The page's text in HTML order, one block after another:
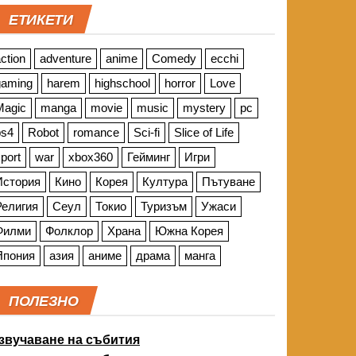
ЕТИКЕТИ
adventure anime Comedy
ecchi
harem highschool horror
Love
manga movie music mystery
pc
Robot romance Sci-fi
Slice of Life
war xbox360 Гейминг
Игри
Кино Корея Култура
Пътуване
Сеул Токио Туризъм
Ужаси
Фолклор Храна
Южна Корея
азия аниме драма манга
ПОЛЕЗНО
на събития